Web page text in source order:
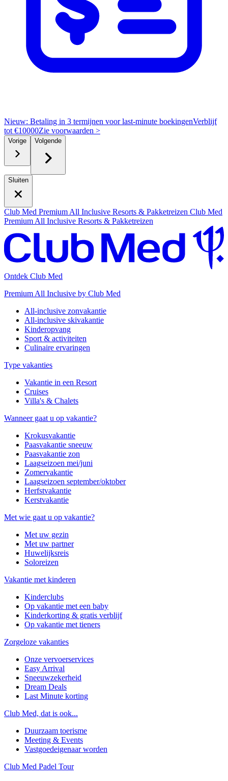
Nieuw: Betaling in 3 termijnen voor last-minute boekingenVerblijf
tot €10000Zie voorwaarden >
Vorige Volgende
Sluiten
Club Med Premium All Inclusive Resorts & Pakketreizen Club Med
Premium All Inclusive Resorts & Pakketreizen
Ontdek Club Med
Premium All Inclusive by Club Med
All-inclusive zonvakantie
All-inclusive skivakantie
Kinderopvang
Sport & activiteiten
Culinaire ervaringen
Type vakanties
Vakantie in een Resort
Cruises
Villa's & Chalets
Wanneer gaat u op vakantie?
Krokusvakantie
Paasvakantie sneeuw
Paasvakantie zon
Laagseizoen mei/juni
Zomervakantie
Laagseizoen september/oktober
Herfstvakantie
Kerstvakantie
Met wie gaat u op vakantie?
Met uw gezin
Met uw partner
Huwelijksreis
Soloreizen
Vakantie met kinderen
Kinderclubs
Op vakantie met een baby
Kinderkorting & gratis verblijf
Op vakantie met tieners
Zorgeloze vakanties
Onze vervoerservices
Easy Arrival
Sneeuwzekerheid
Dream Deals
Last Minute korting
Club Med, dat is ook...
Duurzaam toerisme
Meeting & Events
Vastgoedeigenaar worden
Club Med Padel Tour